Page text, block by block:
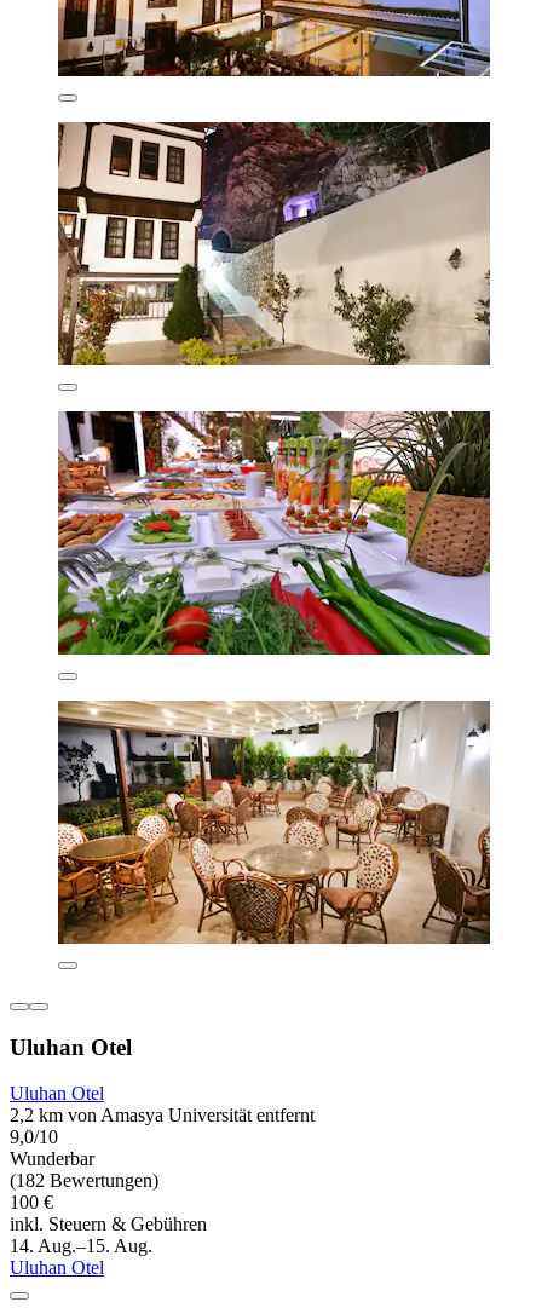
Uluhan Otel
Uluhan Otel
2,2 km von Amasya Universität entfernt
9,0/10
Wunderbar
(182 Bewertungen)
100 €
inkl. Steuern & Gebühren
14. Aug.–15. Aug.
Uluhan Otel